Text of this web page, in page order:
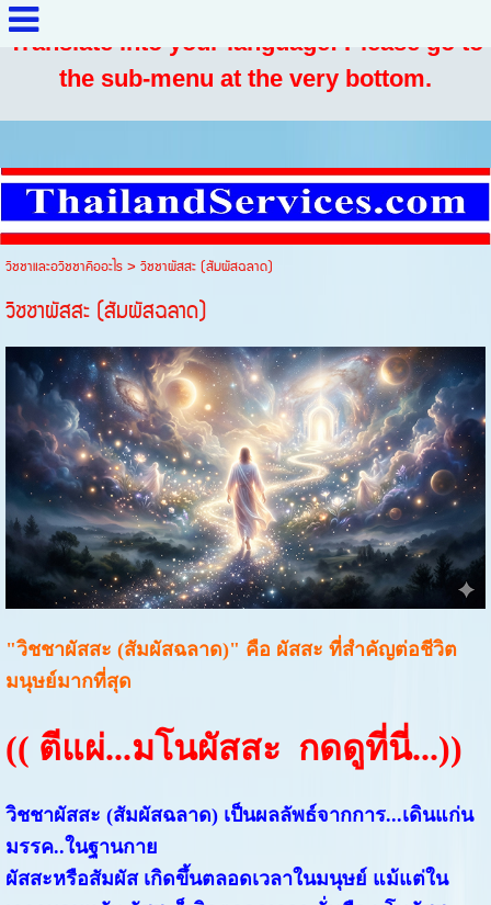
Translate into your language: Please go to
the sub-menu at the very bottom.
วิชชาและอวิชชาคืออะไร>วิชชาผัสสะ (สัมผัสฉลาด)
วิชชาผัสสะ (สัมผัสฉลาด)
"วิชชาผัสสะ (สัมผัสฉลาด)" คือ ผัสสะ ที่สำคัญต่อชีวิต
มนุษย์มากที่สุด
(( ตีแผ่...มโนผัสสะ กดดูที่นี่...))
วิชชาผัสสะ (สัมผัสฉลาด) เป็นผลลัพธ์จากการ...เดินแก่น
มรรค..ในฐานกาย
ผัสสะหรือสัมผัส เกิดขึ้นตลอดเวลาในมนุษย์ แม้แต่ใน